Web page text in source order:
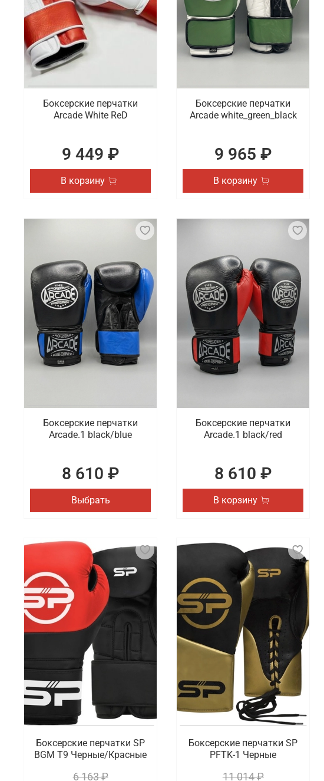
Боксерские перчатки
Arcade White ReD
9 449 ₽
В корзину
Боксерские перчатки
Arcade white_green_black
9 965 ₽
В корзину
Боксерские перчатки
Arcade.1 black/blue
8 610 ₽
Выбрать
Боксерские перчатки
Arcade.1 black/red
8 610 ₽
В корзину
Боксерские перчатки SP
BGM T9 Черные/Красные
6 163 ₽
Боксерские перчатки SP
PFTK-1 Черные
11 014 ₽